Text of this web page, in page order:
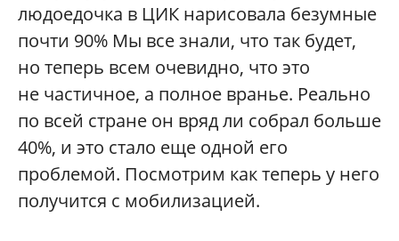
людоедочка в ЦИК нарисовала безумные
почти 90% Мы все знали, что так будет,
но теперь всем очевидно, что это
не частичное, а полное вранье. Реально
по всей стране он вряд ли собрал больше
40%, и это стало еще одной его
проблемой. Посмотрим как теперь у него
получится с мобилизацией.